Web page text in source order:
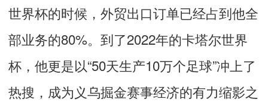
世界杯的时候，外贸出口订单已经占到他全
部业务的80%。到了2022年的卡塔尔世界
杯，他更是以“50天生产10万个足球”冲上了
热搜，成为义乌掘金赛事经济的有力缩影之